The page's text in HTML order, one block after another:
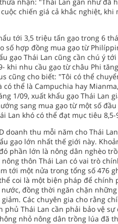
chiến giá cả khắc nghiệt, khi
tới 3,5 triệu tấn gạo trong 6
số hợp đồng mua gạo từ
gạo Thái Lan cũng cần chú ý
khi nhu cầu gạo từ châu Phi
cũng cho biết: "Tôi có thể
có thể là Campuchia hay
1/09, xuất khẩu gạo Thái Lan
sang mua gạo từ một số
Lan khó có thể đạt mục tiêu
doanh thu mỗi năm cho Thái
gạo lớn nhất thế giới này.
phần lớn là nông dân nghèo
thôn Thái Lan có vai trò
tới một nửa trong tổng số 476
coi là một biện pháp để chính
đồng thời ngăn chặn
Các chuyên gia cho rằng
Thái Lan cần phải bảo vệ
nhỏ nông dân trồng lúa đã